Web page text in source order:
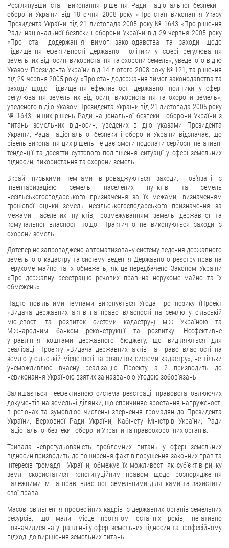
Внутрішній аудит
ДЕРЖАВНИЙ РЕЄСТР САНКЦІЙ
Розглянувши стан виконання рішення Ради національної безпеки і
оборони України від 18 січня 2008 року «Про стан виконання Указу
Президента України від 21 листопада 2005 року № 1643 «Про рішення
Ради національної безпеки і оборони України від 29 червня 2005 року
«Про стан додержання вимог законодавства та заходи щодо
підвищення ефективності державної політики у сфері регулювання
земельних відносин, використання та охорони земель», уведеного в дію
Указом Президента України від 14 лютого 2008 року № 121, та рішення
від 29 червня 2005 року «Про стан додержання вимог законодавства та
заходи щодо підвищення ефективності державної політики у сфері
регулювання земельних відносин, використання та охорони земель»,
уведеного в дію Указом Президента України від 21 листопада 2005 року
№ 1643, інших рішень Ради національної безпеки і оборони України з
питань земельних відносин, уведених в дію указами Президента
України, Рада національної безпеки і оборони України відзначає, що
рівень виконання цих рішень не дає змоги подолати серйозні негативні
тенденції та досягти суттєвого поліпшення ситуації у сфері земельних
відносин, використання та охорони земель.
Вкрай низькими темпами впроваджуються заходи, пов'язані з
інвентаризацією земель населених пунктів та земель
несільськогосподарського призначення за їх межами, визначенням
грошової оцінки земель несільськогосподарського призначення за
межами населених пунктів, розмежуванням земель державної та
комунальної власності тощо. Практично не виконуються заходи з
охорони земель.
Дотепер не запроваджено автоматизовану систему ведення державного
земельного кадастру та систему ведення Державного реєстру прав на
нерухоме майно та їх обмежень, як це передбачено Законом України
«Про державну реєстрацію речових прав на нерухоме майно та їх
обмежень».
Надто повільними темпами виконується Угода про позику (Проект
«Видача державних актів на право власності на землю у сільській
місцевості та розвиток системи кадастру») між Україною та
Міжнародним банком реконструкції та розвитку. Неефективне
управління коштами державного бюджету, що виділяються для
реалізації Проекту «Видача державних актів на право власності на
землю у сільській місцевості та розвиток системи кадастру», не тільки
унеможливлює вчасну реалізацію Проекту, а й призводить до
невиконання Україною взятих за названою Угодою зобов'язань.
Залишається неефективною система реєстрації правовстановлюючих
документів на земельні ділянки, що спричиняє зростання напруженості
в регіонах та зумовлює численні звернення громадян до Президента
України, Верховної Ради України, Кабінету Міністрів України, Ради
національної безпеки і оборони України та правоохоронних органів.
Тривала неврегульованість проблемних питань у сфері земельних
відносин призводить до поширення фактів порушення законних прав та
інтересів громадян України, обмежує їх можливості як суб'єктів ринку
землі скористатися конституційним правом щодо розпорядження
належними їм на праві власності земельними ділянками та захистити
свої права.
Масові звільнення професійних кадрів із державних органів земельних
ресурсів, що мали місце протягом останніх років, негативно
позначилися на управлінні у сфері земельних відносин та професійному
підході до вирішення земельних питань.